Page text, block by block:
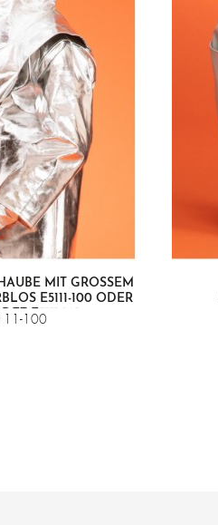
MIT GROSSEM S
E5111-100 ODER V
E5111-101
100